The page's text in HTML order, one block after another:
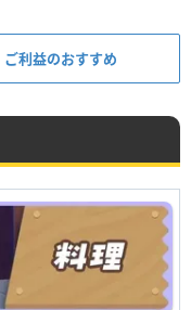
利益のおすすめ